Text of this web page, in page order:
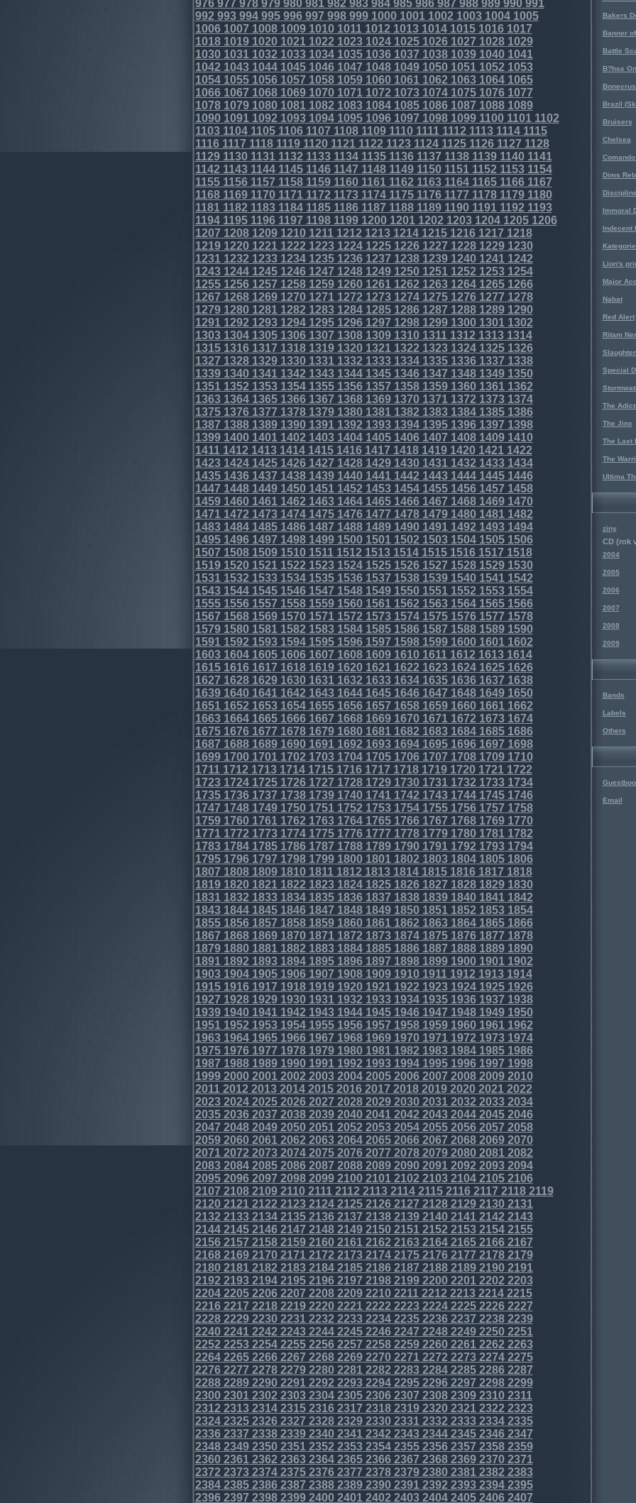
976977 978979980981982 983984985986987 988989990991
992 993994995996997 998999100010011002 100310041005
10061007 10081009101010111012 10131014101510161017
10181019102010211022 10231024102510261027 10281029
103010311032 10331034103510361037 1038103910401041
1042 10431044104510461047 10481049105010511052 1053
1054105510561057 10581059106010611062 106310641065
10661067 10681069107010711072 10731074107510761077
10781079108010811082 10831084108510861087 10881089
109010911092 10931094109510961097 10981099110011011102
11031104110511061107 11081109111011111112 111311141115
11161117 11181119112011211122 11231124112511261127 1128
1129113011311132 11331134113511361137 1138113911401141
1142 11431144114511461147 11481149115011511152 11531154
115511561157 11581159116011611162 11631164116511661167
11681169117011711172 11731174117511761177 117811791180
11811182 11831184118511861187 11881189119011911192 1193
1194119511961197 11981199120012011202 1203120412051206
1207 12081209121012111212 12131214121512161217 1218
1219122012211222 12231224122512261227 122812291230
12311232 12331234123512361237 12381239124012411242
12431244124512461247 12481249125012511252 12531254
125512561257 12581259126012611262 1263126412651266
1267 12681269127012711272 12731274127512761277 1278
1279128012811282 12831284128512861287 128812891290
12911292 12931294129512961297 12981299130013011302
13031304130513061307 13081309131013111312 13131314
131513161317 13181319132013211322 1323132413251326
1327 13281329133013311332 13331334133513361337 1338
1339134013411342 13431344134513461347 134813491350
13511352 13531354135513561357 13581359136013611362
13631364136513661367 13681369137013711372 13731374
137513761377 13781379138013811382 1383138413851386
1387 13881389139013911392 13931394139513961397 1398
1399140014011402 14031404140514061407 140814091410
14111412 14131414141514161417 14181419142014211422
14231424142514261427 14281429143014311432 14331434
143514361437 14381439144014411442 1443144414451446
1447 14481449145014511452 14531454145514561457 1458
1459146014611462 14631464146514661467 146814691470
14711472 14731474147514761477 14781479148014811482
14831484148514861487 14881489149014911492 14931494
149514961497 14981499150015011502 1503150415051506
1507 15081509151015111512 15131514151515161517 1518
1519152015211522 15231524152515261527 152815291530
15311532 15331534153515361537 15381539154015411542
15431544154515461547 15481549155015511552 15531554
155515561557 15581559156015611562 1563156415651566
1567 15681569157015711572 15731574157515761577 1578
1579158015811582 15831584158515861587 158815891590
15911592 15931594159515961597 15981599160016011602
16031604160516061607 16081609161016111612 16131614
161516161617 16181619162016211622 1623162416251626
1627 16281629163016311632 16331634163516361637 1638
1639164016411642 16431644164516461647 164816491650
16511652 16531654165516561657 16581659166016611662
16631664166516661667 16681669167016711672 16731674
167516761677 16781679168016811682 1683168416851686
1687 16881689169016911692 16931694169516961697 1698
1699170017011702 17031704170517061707 170817091710
17111712 17131714171517161717 17181719172017211722
17231724172517261727 17281729173017311732 17331734
173517361737 17381739174017411742 1743174417451746
1747 17481749175017511752 17531754175517561757 1758
1759176017611762 17631764176517661767 176817691770
17711772 17731774177517761777 17781779178017811782
17831784178517861787 17881789179017911792 17931794
179517961797 17981799180018011802 1803180418051806
1807 18081809181018111812 18131814181518161817 1818
1819182018211822 18231824182518261827 182818291830
18311832 18331834183518361837 18381839184018411842
18431844184518461847 18481849185018511852 18531854
185518561857 18581859186018611862 1863186418651866
1867 18681869187018711872 18731874187518761877 1878
1879188018811882 18831884188518861887 188818891890
18911892 18931894189518961897 18981899190019011902
19031904190519061907 19081909191019111912 19131914
191519161917 19181919192019211922 1923192419251926
1927 19281929193019311932 19331934193519361937 1938
1939194019411942 19431944194519461947 194819491950
19511952 19531954195519561957 19581959196019611962
19631964196519661967 19681969197019711972 19731974
197519761977 19781979198019811982 1983198419851986
1987 19881989199019911992 19931994199519961997 1998
1999200020012002 20032004200520062007 200820092010
20112012 20132014201520162017 20182019202020212022
20232024202520262027 20282029203020312032 20332034
203520362037 20382039204020412042 2043204420452046
2047 20482049205020512052 20532054205520562057 2058
2059206020612062 20632064206520662067 206820692070
20712072 20732074207520762077 20782079208020812082
20832084208520862087 20882089209020912092 20932094
209520962097 20982099210021012102 2103210421052106
2107 21082109211021112112 21132114211521162117 21182119
212021212122 21232124212521262127 2128212921302131
2132 21332134213521362137 21382139214021412142 2143
2144214521462147 21482149215021512152 215321542155
21562157 21582159216021612162 21632164216521662167
21682169217021712172 21732174217521762177 21782179
218021812182 21832184218521862187 2188218921902191
2192 21932194219521962197 21982199220022012202 2203
2204220522062207 22082209221022112212 221322142215
22162217 22182219222022212222 22232224222522262227
22282229223022312232 22332234223522362237 22382239
224022412242 22432244224522462247 2248224922502251
2252 22532254225522562257 22582259226022612262 2263
2264226522662267 22682269227022712272 227322742275
22762277 22782279228022812282 22832284228522862287
22882289229022912292 22932294229522962297 22982299
230023012302 23032304230523062307 2308230923102311
2312 23132314231523162317 23182319232023212322 2323
2324232523262327 23282329233023312332 233323342335
23362337 23382339234023412342 23432344234523462347
23482349235023512352 23532354235523562357 23582359
236023612362 23632364236523662367 2368236923702371
2372 23732374237523762377 23782379238023812382 2383
2384238523862387 23882389239023912392 239323942395
23962397 23982399240024012402 24032404240524062407
Bakers
Banner
Battle
B?hse
Brazil
Bruisers
Chelsea
Dims
Immoral
Indecent
Lion's
Major
Nabat
Red Alert
Ritam
Special
The
The Jinx
The Last
The
Ultima
ziny
CD (rok
2004
2005
2006
2007
2008
2009
Bands
Labels
Others
Email